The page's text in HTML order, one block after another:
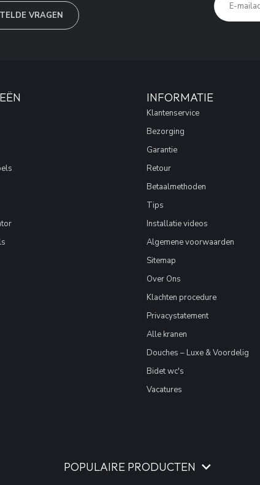
VRAGEN
INFORMATIE
Klantenservice
Bezorging
Garantie
Retour
Betaalmethoden
Tips
Installatie videos
Algemene voorwaarden
Sitemap
Over Ons
Klachten procedure
Privacystatement
Alle kranen
Douches – Luxe & Voordelig
Bidet wc's
Vacatures
POPULAIRE PRODUCTEN